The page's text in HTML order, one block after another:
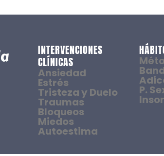
INTERVENCIONES
CLÍNICAS
Ansiedad
Estrés
Tristeza y Duelo
Traumas
Bloqueos
Miedos
Autoestima
P.